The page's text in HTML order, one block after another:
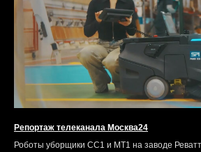
Репортаж телеканала Москва24
Роботы уборщики CC1 и MT1 на заводе Реватт